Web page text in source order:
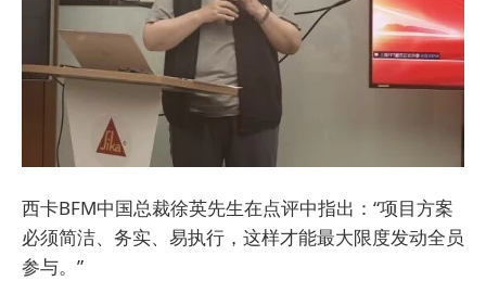
西卡BFM中国总裁徐英先生在点评中指出：“项目方案
必须简洁、务实、易执行，这样才能最大限度发动全员
参与。”